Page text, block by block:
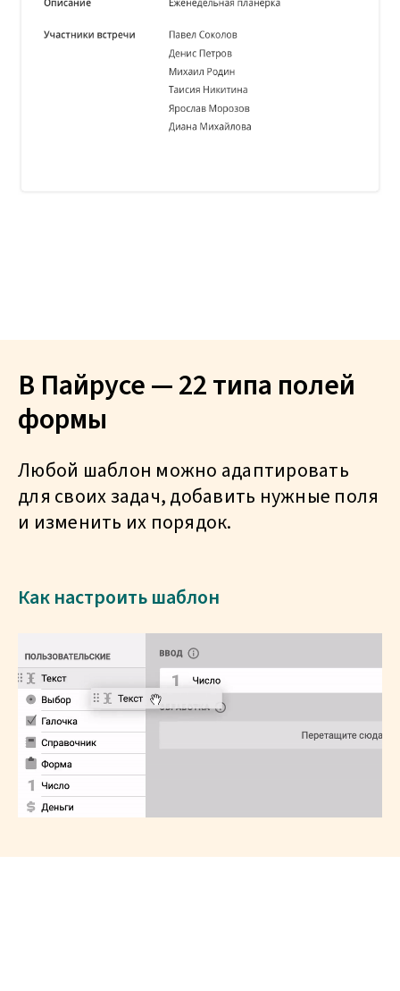
В Пайрусе — 22 типа полей
формы
Любой шаблон можно адаптировать
для своих задач, добавить нужные поля
и изменить их порядок.
Как настроить шаблон